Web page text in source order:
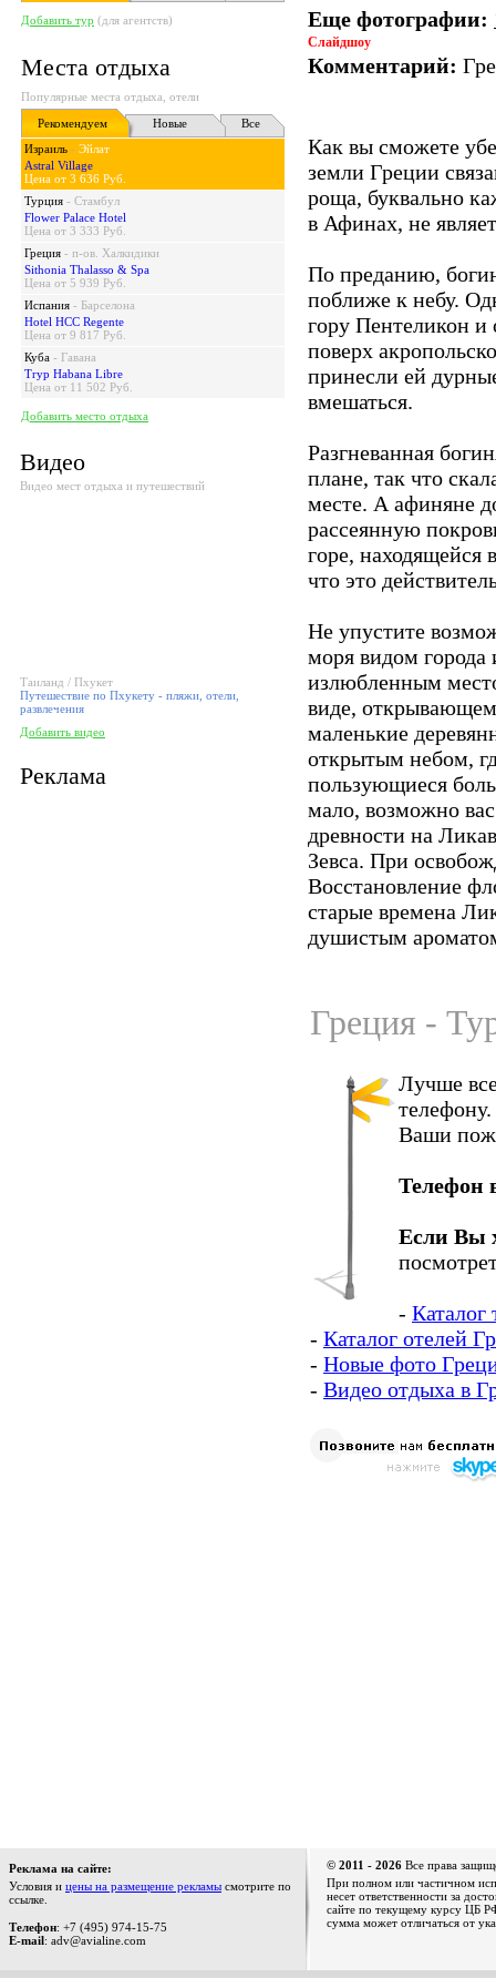
Добавить тур (для агентств)
Места отдыха
Популярные места отдыха, отели
Рекомендуем
Новые
Все
Израиль - Эйлат
Astral Village
Цена от 3 636 Руб.
Турция - Стамбул
Flower Palace Hotel
Цена от 3 333 Руб.
Греция - п-ов. Халкидики
Sithonia Thalasso & Spa
Цена от 5 939 Руб.
Испания - Барселона
Hotel HCC Regente
Цена от 9 817 Руб.
Куба - Гавана
Tryp Habana Libre
Цена от 11 502 Руб.
Добавить место отдыха
Видео
Видео мест отдыха и путешествий
Таиланд / Пхукет
Путешествие по Пхукету - пляжи, отели,
развлечения
Добавить видео
Реклама
Еще фотографии:
Слайдшоу
Комментарий:
Как вы сможете
земли Греции
роща, буквально
в Афинах, не
По преданию,
поближе к небу.
гору Пентеликон и
поверх
принесли ей
вмешаться.
Разгневанная
плане, так что
месте. А афиняне
рассеянную
горе,
что это
Не упустите
моря видом города
излюбленным
виде,
маленькие
открытым небом,
пользующиеся
мало, возможно
древности на
Зевса. При
Восстановление
старые времена
душистым
Греция -
Лучше
Ваши
Телефон
Если Вы
- Каталог
- Каталог отелей
- Новые фото
- Видео отдыха в
Реклама на сайте:
Условия и цены на размещение рекламы смотрите по
ссылке.
Телефон: +7 (495) 974-15-75
E-mail: adv@avialine.com
© 2011 - 2026 Все права
При полном или частичном
несет ответственности за
сайте по текущему курсу ЦБ
сумма может отличаться от